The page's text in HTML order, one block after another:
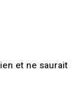
et ne saurait